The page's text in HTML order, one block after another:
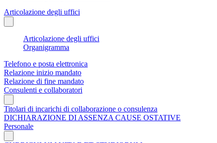
Articolazione degli uffici
Articolazione degli uffici
Organigramma
Telefono e posta elettronica
Relazione inizio mandato
Relazione di fine mandato
Consulenti e collaboratori
Titolari di incarichi di collaborazione o consulenza
DICHIARAZIONE DI ASSENZA CAUSE OSTATIVE
Personale